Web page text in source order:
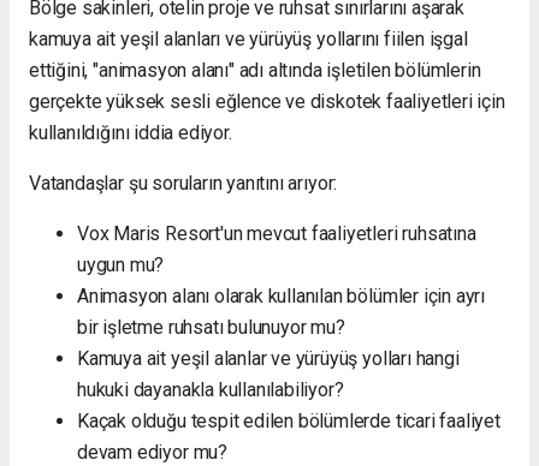
Bölge sakinleri, otelin proje ve ruhsat sınırlarını aşarak
kamuya ait yeşil alanları ve yürüyüş yollarını fiilen işgal
ettiğini, "animasyon alanı" adı altında işletilen bölümlerin
gerçekte yüksek sesli eğlence ve diskotek faaliyetleri için
kullanıldığını iddia ediyor.
Vatandaşlar şu soruların yanıtını arıyor:
Vox Maris Resort'un mevcut faaliyetleri ruhsatına
uygun mu?
Animasyon alanı olarak kullanılan bölümler için ayrı
bir işletme ruhsatı bulunuyor mu?
Kamuya ait yeşil alanlar ve yürüyüş yolları hangi
hukuki dayanakla kullanılabiliyor?
Kaçak olduğu tespit edilen bölümlerde ticari faaliyet
devam ediyor mu?